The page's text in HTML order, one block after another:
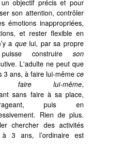
objectif précis et pour
son attention, contrôler
émotions inappropriées,
et rester flexible en
a quelui, par sa propre
construire son
L'adulte ne peut que
3 ans, à faire lui-même ce
lui-même,
sans faire à sa place,
puis en
Rien de plus.
chercher des activités
à 3 ans, l’ordinaire est